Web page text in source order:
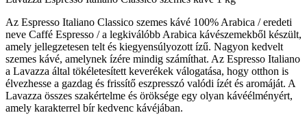
Az Espresso Italiano Classico szemes kávé 100% Arabica / eredeti
neve Caffé Espresso / a legkiválóbb Arabica kávészemekből készült,
amely jellegzetesen telt és kiegyensúlyozott ízű. Nagyon kedvelt
szemes kávé, amelynek ízére mindig számíthat. Az Espresso Italiano
a Lavazza által tökéletesített keverékek válogatása, hogy otthon is
élvezhesse a gazdag és frissítő eszpresszó valódi ízét és aromáját. A
Lavazza összes szakértelme és öröksége egy olyan kávéélményért,
amely karakterrel bír kedvenc kávéjában.